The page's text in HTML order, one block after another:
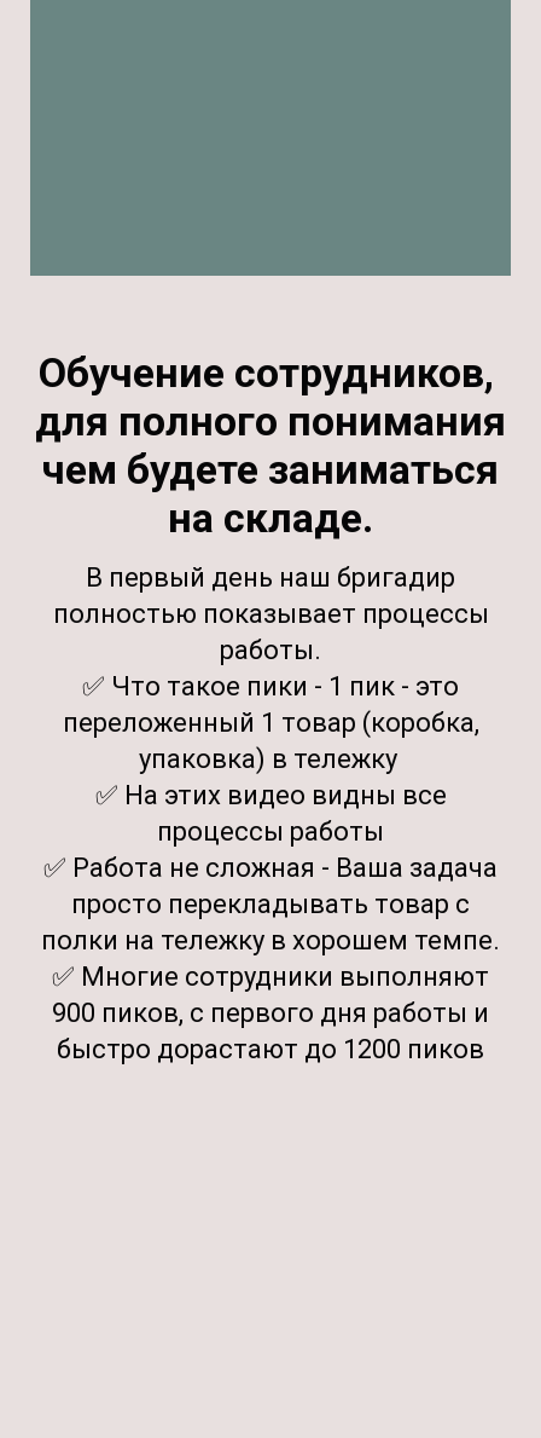
Обучение сотрудников,
для полного понимания
чем будете заниматься
на складе.
В первый день наш бригадир
полностью показывает процессы
работы.
✅ Что такое пики - 1 пик - это
переложенный 1 товар (коробка,
упаковка) в тележку
✅ На этих видео видны все
процессы работы
✅ Работа не сложная - Ваша задача
просто перекладывать товар с
полки на тележку в хорошем темпе.
✅ Многие сотрудники выполняют
900 пиков, с первого дня работы и
быстро дорастают до 1200 пиков